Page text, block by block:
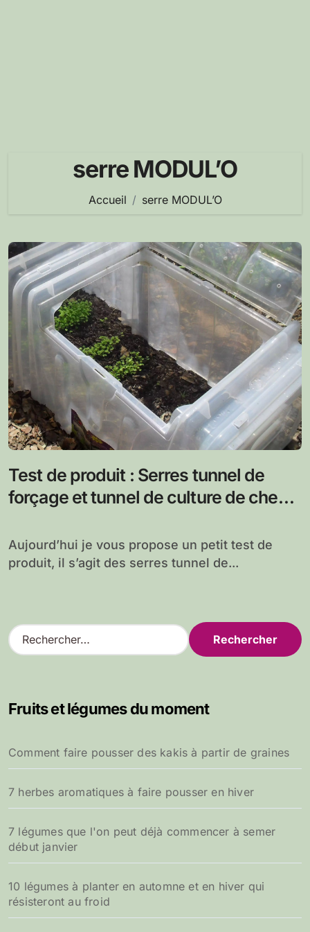
serre MODUL’O
Accueil serre MODUL’O
Test de produit : Serres tunnel de
forçage et tunnel de culture de chez
Aujourd’hui je vous propose un petit test de
produit, il s’agit des serres tunnel de...
R
e
r
e
r
:
Fruits et légumes du moment
Comment faire pousser des kakis à partir de graines
7 herbes aromatiques à faire pousser en hiver
7 légumes que l'on peut déjà commencer à semer
début janvier
10 légumes à planter en automne et en hiver qui
résisteront au froid